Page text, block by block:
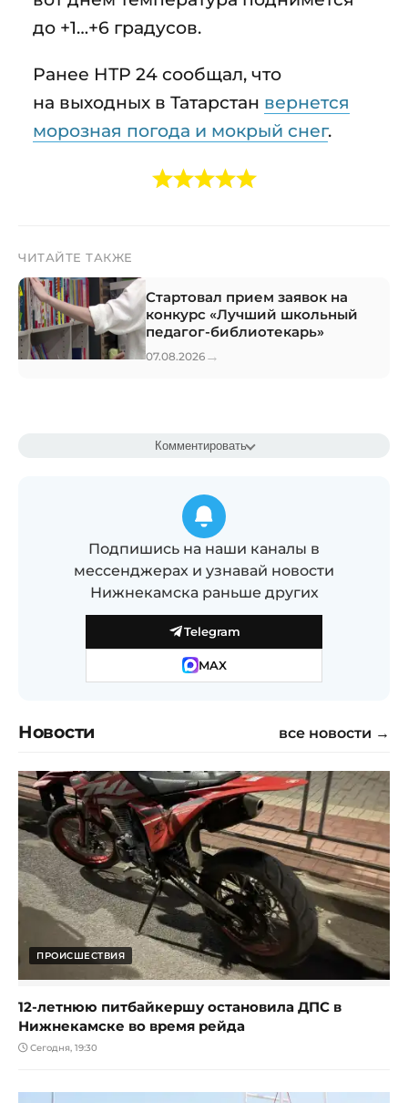
до +1…+6 градусов.
Ранее НТР 24 сообщал, что
на выходных в Татарстан вернется
морозная погода и мокрый снег.
ЧИТАЙТЕ ТАКЖЕ
Стартовал прием заявок на
конкурс «Лучший школьный
педагог-библиотекарь»
07.08.2026 →
Комментировать
Подпишись на наши каналы в
мессенджерах и узнавай новости
Нижнекамска раньше других
Telegram
MAX
Новости все новости →
ПРОИСШЕСТВИЯ
12-летнюю питбайкершу остановила ДПС в
Нижнекамске во время рейда
Сегодня, 19:30